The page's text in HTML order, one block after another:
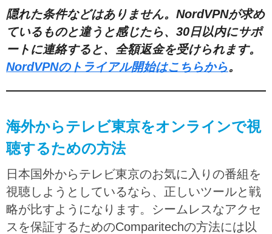
隠れた条件などはありません。NordVPNが求め
ているものと違うと感じたら、30日以内にサポ
ートに連絡すると、全額返金を受けられます。
NordVPNのトライアル開始はこちらから。
海外からテレビ東京をオンラインで視
聴するための方法
日本国外からテレビ東京のお気に入りの番組を
視聴しようとしているなら、正しいツールと戦
略が比すようになります。シームレスなアクセ
スを保証するためのComparitechの方法には以